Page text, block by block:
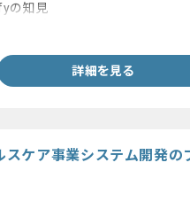
の知見
詳細を見る
スケア事業システム開発